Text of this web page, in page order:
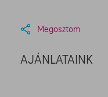
Megosztom
AJÁNLATAINK